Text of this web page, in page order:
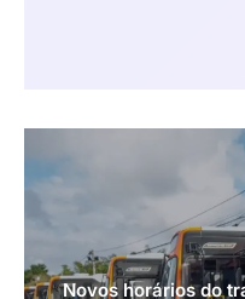
Novos horários do